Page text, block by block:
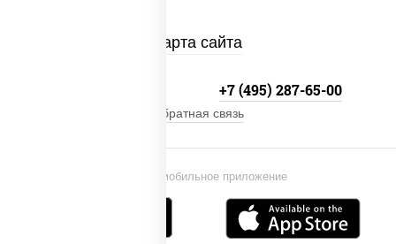
Карта сайта
Установи мобильное приложение
+7 (495) 287-65-00
Обратная связь